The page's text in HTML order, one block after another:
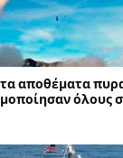
τα αποθέματα
όλους